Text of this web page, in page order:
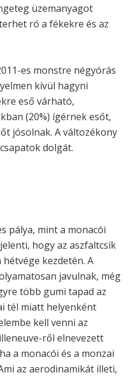
üzemanyagot
ró a fékekre és az
es monstre négyórás
kívül hagyni
eső várható,
(20%) ígérnek esőt,
jósolnak. A változékony
dolgát.
pálya, mint a monacói
hogy az aszfaltcsík
kezdetén. A
javulnak, még
több gumi tapad az
tél miatt helyenként
kell venni az
ről elnevezett
a monacói és a monzai
az aerodinamikát illeti,